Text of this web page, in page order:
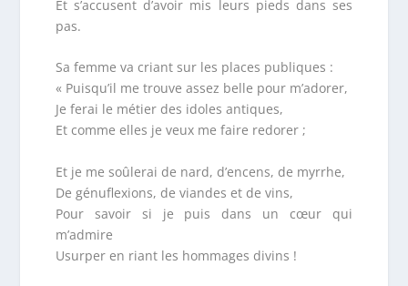
Et s’accusent d’avoir mis leurs pieds dans ses
pas.
Sa femme va criant sur les places publiques :
« Puisqu’il me trouve assez belle pour m’adorer,
Je ferai le métier des idoles antiques,
Et comme elles je veux me faire redorer ;
Et je me soûlerai de nard, d’encens, de myrrhe,
De génuflexions, de viandes et de vins,
Pour savoir si je puis dans un cœur qui
m’admire
Usurper en riant les hommages divins !